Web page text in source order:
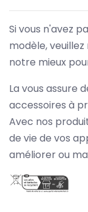
Si vous n'avez
modèle,
notre mieux
La vous assure
accessoires à
Avec nos
de vie de vos
améliorer ou